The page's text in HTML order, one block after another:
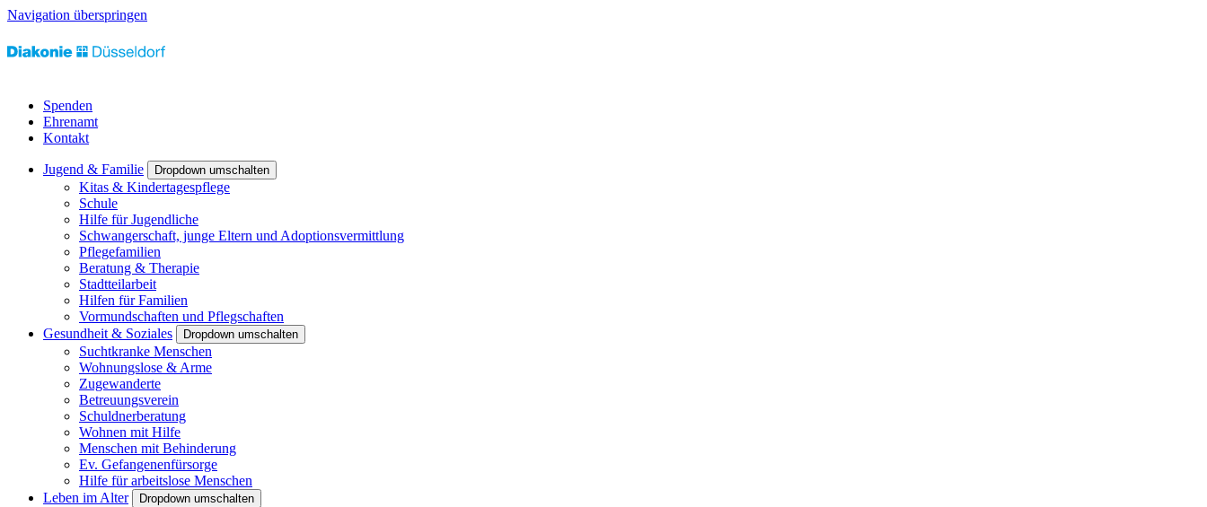
Navigation überspringen
Spenden
Ehrenamt
Kontakt
Jugend & Familie Dropdown umschalten
Kitas & Kindertagespflege
Schule
Hilfe für Jugendliche
Schwangerschaft, junge Eltern und Adoptionsvermittlung
Pflegefamilien
Beratung & Therapie
Stadtteilarbeit
Hilfen für Familien
Vormundschaften und Pflegschaften
Gesundheit & Soziales
Dropdown umschalten
Suchtkranke Menschen
Wohnungslose & Arme
Zugewanderte
Betreuungsverein
Schuldnerberatung
Wohnen mit Hilfe
Menschen mit Behinderung
Ev. Gefangenenfürsorge
Hilfe für arbeitslose Menschen
Leben im Alter
Dropdown umschalten